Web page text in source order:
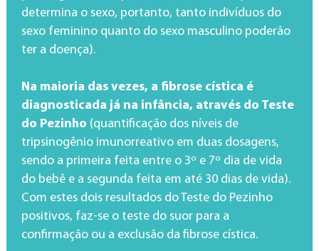
determina o sexo, portanto, tanto indivíduos do
sexo feminino quanto do sexo masculino poderão
ter a doença).
Na maioria das vezes, a fibrose cística é
diagnosticada já na infância, através do Teste
do Pezinho (quantificação dos níveis de
tripsinogênio imunorreativo em duas dosagens,
sendo a primeira feita entre o 3º e 7º dia de vida
do bebê e a segunda feita em até 30 dias de vida).
Com estes dois resultados do Teste do Pezinho
positivos, faz-se o teste do suor para a
confirmação ou a exclusão da fibrose cística.